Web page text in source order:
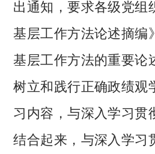
出通知，要求各级党组
基层工作方法论述摘编
基层工作方法的重要论
树立和践行正确政绩观
习内容，与深入学习贯
结合起来，与深入学习